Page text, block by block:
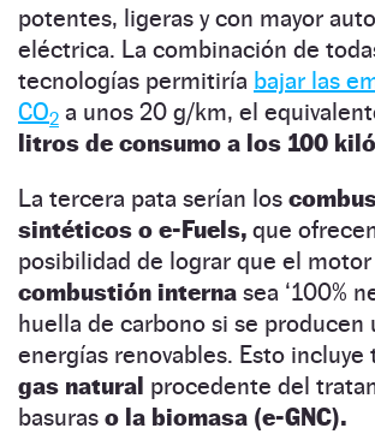
potentes, ligeras y con mayor
eléctrica. La combinación de
tecnologías permitiría bajar las
CO2 a unos 20 g/km, el
litros de consumo a los 100
La tercera pata serían los
sintéticos o e-Fuels, que
posibilidad de lograr que el
combustión interna sea ‘100%
huella de carbono si se producen
energías renovables. Esto incluye
gas natural procedente del
basuras o la biomasa (e-GNC).